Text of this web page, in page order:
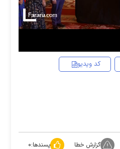
کد ویدیو
گزارش خطا پسندها:۰